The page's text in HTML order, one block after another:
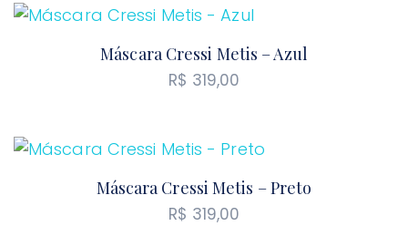
Máscara Cressi Metis – Azul
R$ 319,00
Máscara Cressi Metis – Preto
R$ 319,00